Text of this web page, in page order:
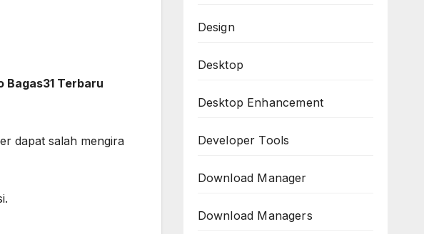
Bagas31 Terbaru
dapat salah mengira
Design
Desktop
Desktop Enhancement
Developer Tools
Download Manager
Download Managers